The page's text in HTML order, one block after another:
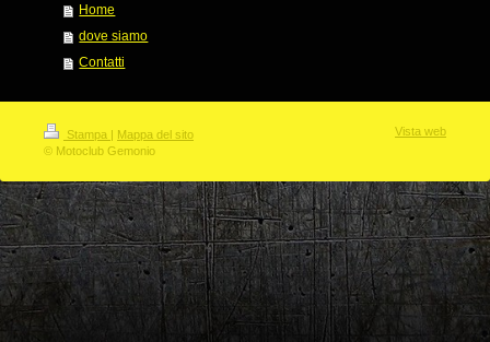
Home
dove siamo
Contatti
Stampa | Mappa del sito
© Motoclub Gemonio
Vista web